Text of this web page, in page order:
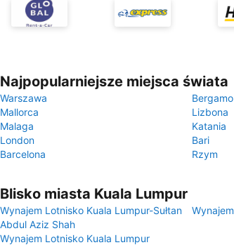
Najpopularniejsze miejsca świata
Warszawa
Bergamo
Mallorca
Lizbona
Malaga
Katania
London
Bari
Barcelona
Rzym
Blisko miasta Kuala Lumpur
Wynajem Lotnisko Kuala Lumpur-Sułtan
Abdul Aziz Shah
Wynajem Lotnisko Kuala Lumpur